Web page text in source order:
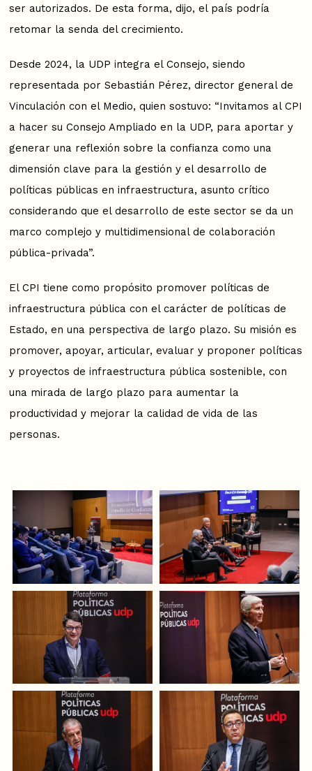
ser autorizados. De esta forma, dijo, el país podría
retomar la senda del crecimiento.
Desde 2024, la UDP integra el Consejo, siendo
representada por Sebastián Pérez, director general de
Vinculación con el Medio, quien sostuvo: “Invitamos al CPI
a hacer su Consejo Ampliado en la UDP, para aportar y
generar una reflexión sobre la confianza como una
dimensión clave para la gestión y el desarrollo de
políticas públicas en infraestructura, asunto crítico
considerando que el desarrollo de este sector se da un
marco complejo y multidimensional de colaboración
pública-privada”.
El CPI tiene como propósito promover políticas de
infraestructura pública con el carácter de políticas de
Estado, en una perspectiva de largo plazo. Su misión es
promover, apoyar, articular, evaluar y proponer políticas
y proyectos de infraestructura pública sostenible, con
una mirada de largo plazo para aumentar la
productividad y mejorar la calidad de vida de las
personas.